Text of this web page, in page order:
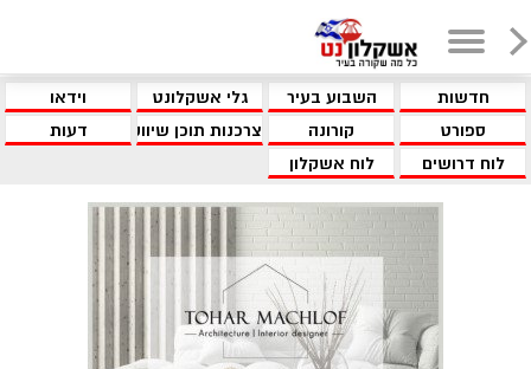
חדשות השבוע בעיר גלי אשקלונט
וידאו
ספורט
קורונה צרכנות תוכן שיווקי
דעות
לוח דרושים
לוח אשקלון